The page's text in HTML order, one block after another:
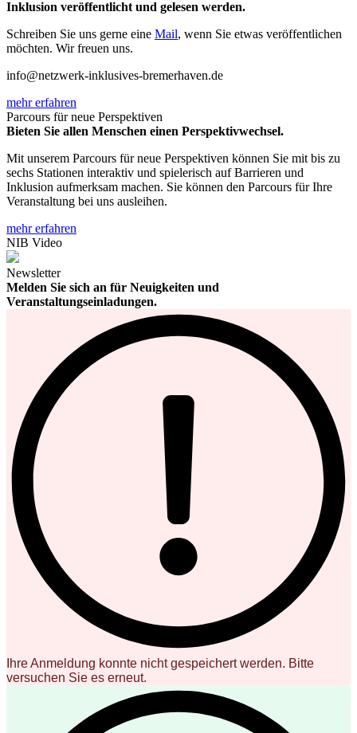
Inklusion veröffentlicht und gelesen werden.
Schreiben Sie uns gerne eine Mail, wenn Sie etwas veröffentlichen
möchten. Wir freuen uns.
info@netzwerk-inklusives-bremerhaven.de
mehr erfahren
Parcours für neue Perspektiven
Bieten Sie allen Menschen einen Perspektivwechsel.
Mit unserem Parcours für neue Perspektiven können Sie mit bis zu
sechs Stationen interaktiv und spielerisch auf Barrieren und
Inklusion aufmerksam machen. Sie können den Parcours für Ihre
Veranstaltung bei uns ausleihen.
mehr erfahren
NIB Video
Newsletter
Melden Sie sich an für Neuigkeiten und
Veranstaltungseinladungen.
Ihre Anmeldung konnte nicht gespeichert werden. Bitte
versuchen Sie es erneut.